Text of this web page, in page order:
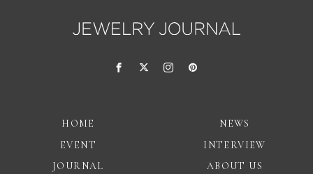
HOME
NEWS
EVENT
INTERVIEW
JOURNAL
ABOUT US